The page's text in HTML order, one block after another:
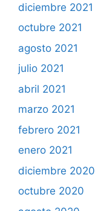
diciembre 2021
octubre 2021
agosto 2021
julio 2021
abril 2021
marzo 2021
febrero 2021
enero 2021
diciembre 2020
octubre 2020